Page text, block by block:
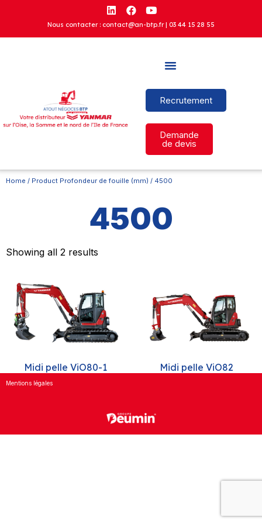
Nous contacter : contact@an-btp.fr | 03 44 15 28 55
Recrutement
Demande
de devis
Home / Product Profondeur de fouille (mm) / 4500
4500
Showing all 2 results
Midi pelle ViO80-1 Midi pelle ViO82
Mentions légales